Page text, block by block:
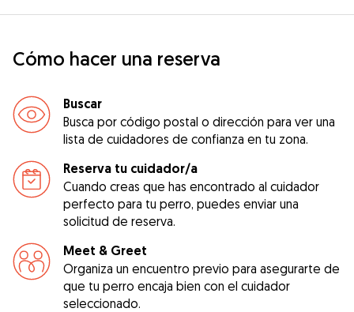
Cómo hacer una reserva
Buscar
Busca por código postal o dirección para ver una
lista de cuidadores de confianza en tu zona.
Reserva tu cuidador/a
Cuando creas que has encontrado al cuidador
perfecto para tu perro, puedes enviar una
solicitud de reserva.
Meet & Greet
Organiza un encuentro previo para asegurarte de
que tu perro encaja bien con el cuidador
seleccionado.